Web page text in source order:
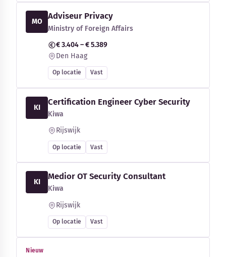
MO
Adviseur Privacy
Ministry of Foreign Affairs
€ 3.404 – € 5.389
Den Haag
Op locatie Vast
KI
Certification Engineer Cyber Security
Kiwa
Rijswijk
Op locatie Vast
KI
Medior OT Security Consultant
Kiwa
Rijswijk
Op locatie Vast
Nieuw